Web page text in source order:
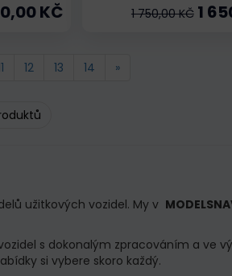
KČ 1 750,00 KČ1
12 13 14 »
užitkových vozidel. My v
s dokonalým zpracováním a ve
si vybere skoro každý.